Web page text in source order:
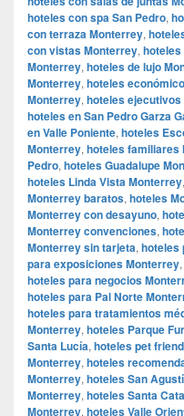
hoteles con spa San Pedro,
con terraza Monterrey,
con vistas Monterrey,
Monterrey, hoteles de lujo
Monterrey, hoteles
Monterrey, hoteles ejecutivos
hoteles en San Pedro Garza
en Valle Poniente, hoteles
Monterrey, hoteles familiares
Pedro, hoteles Guadalupe
hoteles Linda Vista Monterrey,
Monterrey baratos, hoteles
Monterrey con desayuno,
Monterrey convenciones,
Monterrey sin tarjeta, hoteles
para exposiciones Monterrey,
hoteles para negocios
hoteles para Pal Norte
hoteles para tratamientos
Monterrey, hoteles Parque
Santa Lucía, hoteles pet
Monterrey, hoteles
Monterrey, hoteles San
Monterrey, hoteles Santa
Monterrey, hoteles Valle